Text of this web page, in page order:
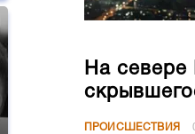
На севере
ПРОИСШЕСТВИЯ